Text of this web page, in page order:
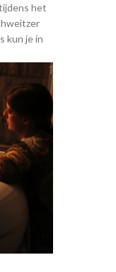
het
kun je in